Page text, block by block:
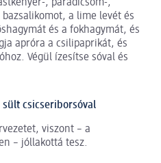
, paradicsom-,
a lime levét és
és a fokhagymát, és
apróra a csilipaprikát, és
Végül ízesítse sóval és
csicseriborsóval
viszont – a
– jóllakottá tesz.